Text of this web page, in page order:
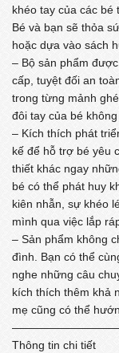
khéo tay của các bé
Bé và bạn sẽ thỏa
hoặc dựa vào sách
– Bộ sản phẩm
cấp, tuyệt đối an
trong từng mảnh
đôi tay của bé
– Kích thích phát
kế để hỗ trợ bé yêu
thiết khác ngay
bé có thể phát huy
kiên nhẫn, sự khéo
mình qua việc lắp
– Sản phẩm không
đình. Bạn có thể
nghe những câu
kích thích thêm khả
mẹ cũng có thể
Thông tin chi tiết